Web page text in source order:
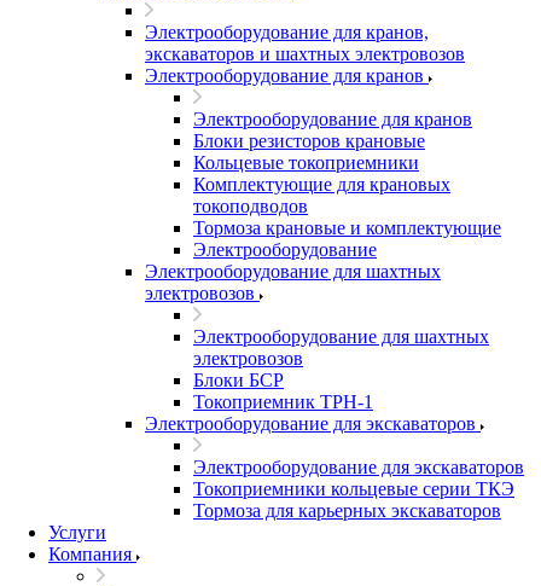
Электрооборудование для кранов,
экскаваторов и шахтных электровозов
Электрооборудование для кранов
Электрооборудование для кранов
Блоки резисторов крановые
Кольцевые токоприемники
Комплектующие для крановых
токоподводов
Тормоза крановые и комплектующие
Электрооборудование
Электрооборудование для шахтных
электровозов
Электрооборудование для шахтных
электровозов
Блоки БСР
Токоприемник ТРН-1
Электрооборудование для экскаваторов
Электрооборудование для экскаваторов
Токоприемники кольцевые серии ТКЭ
Тормоза для карьерных экскаваторов
Услуги
Компания